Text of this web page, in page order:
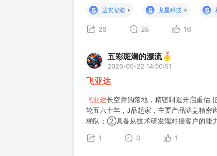
S
达实智能 S 龙星科技 S
26 28 16
五彩斑斓的漂流
2026-05-22 14:50:51
飞亚达
飞亚达长空并购落地，精密制造开启重估
轮五六十年，J品起家，主要产品涵盖精
梯队；②具备从技术研发端对接客户的
1 0 1